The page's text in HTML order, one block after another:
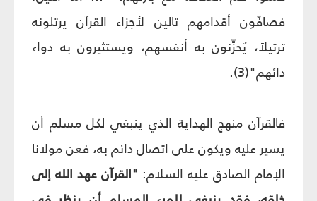
فصافّون أقدامهم تالين لأجزاء القرآن يرتلونه
ترتيلاً، يُحزِّنون به أنفسهم، ويستثيرون به دواء
دائهم"(3).
فالقرآن منهج الهداية الذي ينبغي لكل مسلم أن
يسير عليه ويكون على اتصال دائم به، فعن مولانا
الإمام الصادق عليه السلام: "القرآن عهد الله إلى